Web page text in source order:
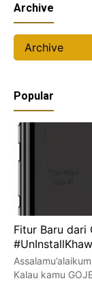
Archive
Popular
Fitur Baru dari
Kalau kamu